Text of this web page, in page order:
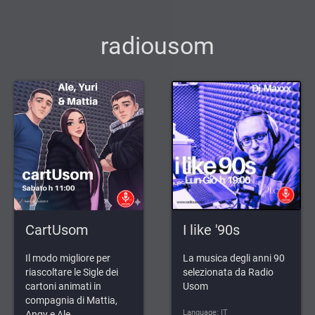
radiousom
CartUsom
Il modo migliore per
riascoltare le Sigle dei
cartoni animati in
compagnia di Mattia,
I like '90s
La musica degli anni 90
selezionata da Radio
Usom
Language: IT